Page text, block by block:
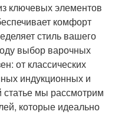
ключевых элементов
комфорт
стиль вашего
выбор варочных
от классических
индукционных и
статье мы рассмотрим
которые идеально